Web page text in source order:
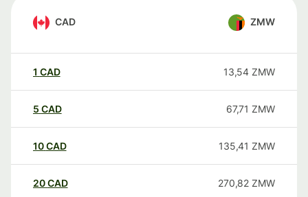
CAD ZMW
1 CAD 13,54 ZMW
5 CAD 67,71 ZMW
10CAD 135,41 ZMW
20CAD 270,82 ZMW